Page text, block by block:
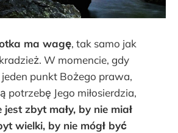
ma wagę, tak samo jak
W momencie, gdy
jeden punkt Bożego prawa,
potrzebę Jego miłosierdzia,
zbyt mały, by nie miał
wielki, by nie mógł być